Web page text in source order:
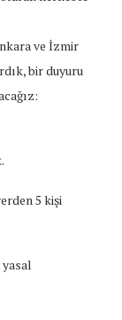
ve İzmir
bir duyuru
5 kişi
yasal